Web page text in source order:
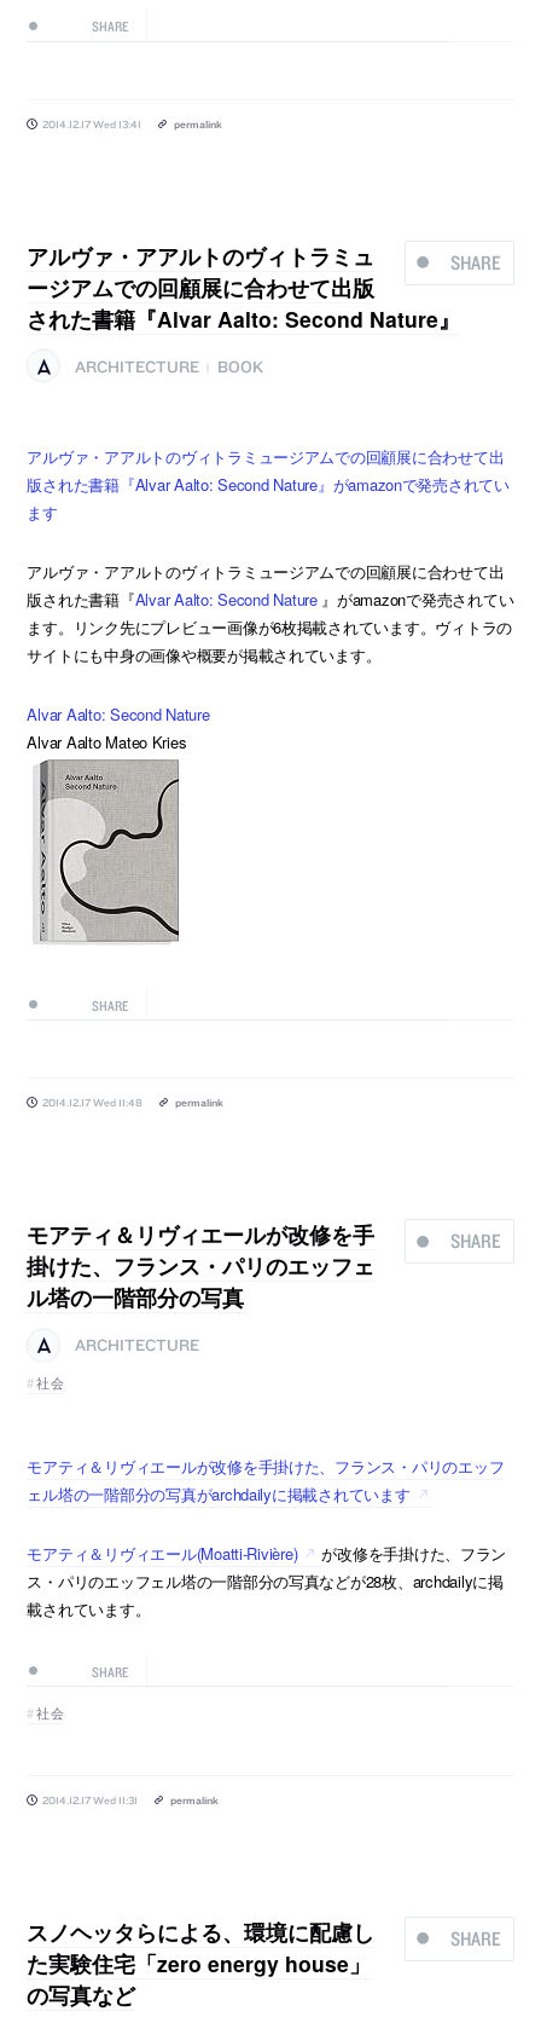
SHARE
2014.12.17 Wed 13:41 permalink
SHARE
アルヴァ・アアルトのヴィトラミュ
ージアムでの回顧展に合わせて出版
された書籍『Alvar Aalto: Second Nature』
ARCHITECTURE BOOK
アルヴァ・アアルトのヴィトラミュージアムでの回顧展に合わせて出
版された書籍『Alvar Aalto: Second Nature』がamazonで発売されてい
ます
アルヴァ・アアルトのヴィトラミュージアムでの回顧展に合わせて出
版された書籍『Alvar Aalto: Second Nature 』がamazonで発売されてい
ます。リンク先にプレビュー画像が6枚掲載されています。ヴィトラの
サイトにも中身の画像や概要が掲載されています。
Alvar Aalto: Second Nature
Alvar Aalto Mateo Kries
SHARE
2014.12.17 Wed 11:48 permalink
SHARE
モアティ＆リヴィエールが改修を手
掛けた、フランス・パリのエッフェ
ル塔の一階部分の写真
ARCHITECTURE
社会
モアティ＆リヴィエールが改修を手掛けた、フランス・パリのエッフ
ェル塔の一階部分の写真がarchdailyに掲載されています
モアティ＆リヴィエール(Moatti-Rivière)
が改修を手掛けた、フラン
ス・パリのエッフェル塔の一階部分の写真などが28枚、archdailyに掲
載されています。
SHARE
社会
2014.12.17 Wed 11:31 permalink
SHARE
スノヘッタらによる、環境に配慮し
た実験住宅「zero energy house」
の写真など